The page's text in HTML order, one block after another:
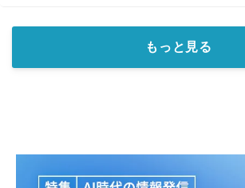
もっと見る